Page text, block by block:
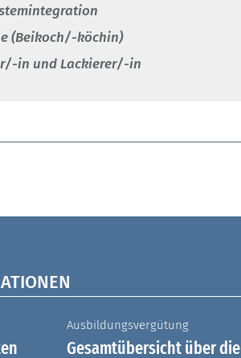
(Beikoch/-köchin)
in und Lackierer/-in
Ausbildungsvergütung
Gesamtübersicht über die